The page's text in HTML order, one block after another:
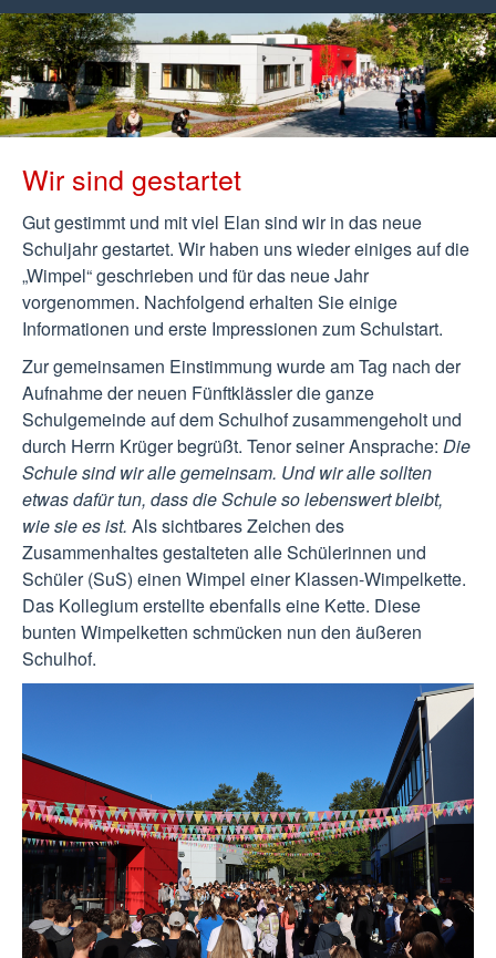
Wir sind gestartet
Gut gestimmt und mit viel Elan sind wir in das neue
Schuljahr gestartet. Wir haben uns wieder einiges auf die
„Wimpel“ geschrieben und für das neue Jahr
vorgenommen. Nachfolgend erhalten Sie einige
Informationen und erste Impressionen zum Schulstart.
Zur gemeinsamen Einstimmung wurde am Tag nach der
Aufnahme der neuen Fünftklässler die ganze
Schulgemeinde auf dem Schulhof zusammengeholt und
durch Herrn Krüger begrüßt. Tenor seiner Ansprache: Die
Schule sind wir alle gemeinsam. Und wir alle sollten
etwas dafür tun, dass die Schule so lebenswert bleibt,
wie sie es ist. Als sichtbares Zeichen des
Zusammenhaltes gestalteten alle Schülerinnen und
Schüler (SuS) einen Wimpel einer Klassen-Wimpelkette.
Das Kollegium erstellte ebenfalls eine Kette. Diese
bunten Wimpelketten schmücken nun den äußeren
Schulhof.